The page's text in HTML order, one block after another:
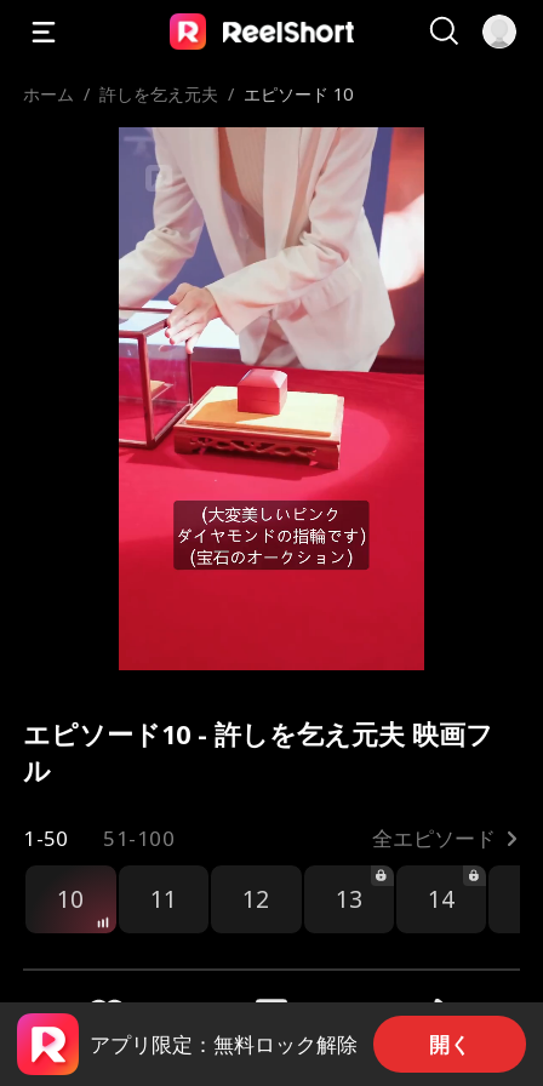
ホーム / 許しを乞え元夫 / エピソード 10
エピソード10 - 許しを乞え元夫 映画フ
ル
1-50 51-100 全エピソード
10 11 12 13 14
1.1k 5.3k 共有
アプリ限定：無料ロック解除 開く